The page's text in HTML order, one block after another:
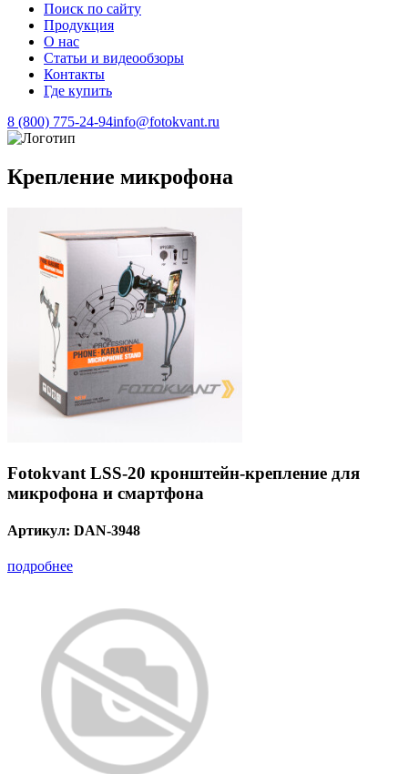
Поиск по сайту
Продукция
О нас
Статьи и видеообзоры
Контакты
Где купить
8 (800) 775-24-94info@fotokvant.ru
Крепление микрофона
Fotokvant LSS-20 кронштейн-крепление для
микрофона и смартфона
Артикул: DAN-3948
подробнее